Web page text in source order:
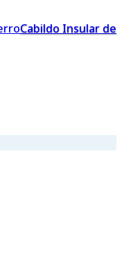
Cabildo Insular de